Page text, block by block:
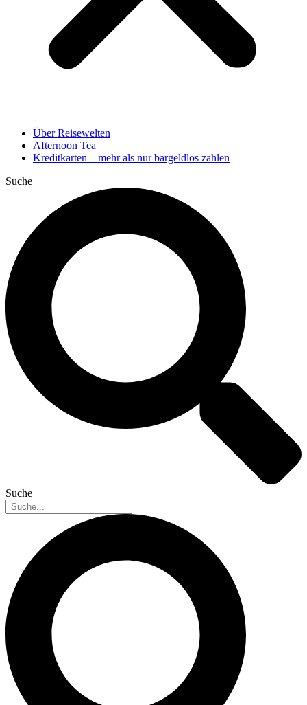
Über Reisewelten
Afternoon Tea
Kreditkarten – mehr als nur bargeldlos zahlen
Suche
Suche